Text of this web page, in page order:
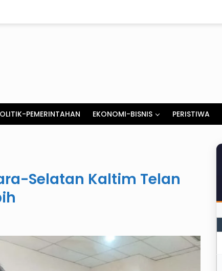
PEMERINTAHAN EKONOMI-BISNIS PERISTIWA
Selatan Kaltim Telan